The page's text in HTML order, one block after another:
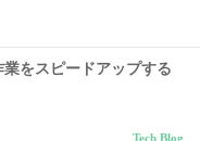
をスピードアップする
Tech Blog